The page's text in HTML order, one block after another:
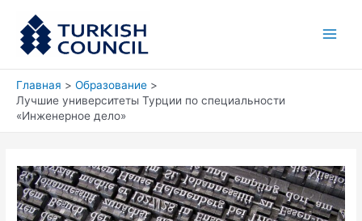
содержимому
Главная
Образование
Лучшие университеты Турции по специальности
«Инженерное дело»